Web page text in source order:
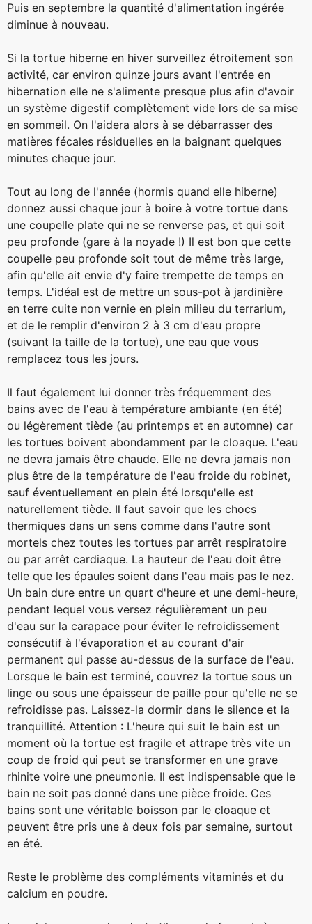
Puis en septembre la quantité d'alimentation ingérée
diminue à nouveau.
Si la tortue hiberne en hiver surveillez étroitement son
activité, car environ quinze jours avant l'entrée en
hibernation elle ne s'alimente presque plus afin d'avoir
un système digestif complètement vide lors de sa mise
en sommeil. On l'aidera alors à se débarrasser des
matières fécales résiduelles en la baignant quelques
minutes chaque jour.
Tout au long de l'année (hormis quand elle hiberne)
donnez aussi chaque jour à boire à votre tortue dans
une coupelle plate qui ne se renverse pas, et qui soit
peu profonde (gare à la noyade !) Il est bon que cette
coupelle peu profonde soit tout de même très large,
afin qu'elle ait envie d'y faire trempette de temps en
temps. L'idéal est de mettre un sous-pot à jardinière
en terre cuite non vernie en plein milieu du terrarium,
et de le remplir d'environ 2 à 3 cm d'eau propre
(suivant la taille de la tortue), une eau que vous
remplacez tous les jours.
Il faut également lui donner très fréquemment des
bains avec de l'eau à température ambiante (en été)
ou légèrement tiède (au printemps et en automne) car
les tortues boivent abondamment par le cloaque. L'eau
ne devra jamais être chaude. Elle ne devra jamais non
plus être de la température de l'eau froide du robinet,
sauf éventuellement en plein été lorsqu'elle est
naturellement tiède. Il faut savoir que les chocs
thermiques dans un sens comme dans l'autre sont
mortels chez toutes les tortues par arrêt respiratoire
ou par arrêt cardiaque. La hauteur de l'eau doit être
telle que les épaules soient dans l'eau mais pas le nez.
Un bain dure entre un quart d'heure et une demi-heure,
pendant lequel vous versez régulièrement un peu
d'eau sur la carapace pour éviter le refroidissement
consécutif à l'évaporation et au courant d'air
permanent qui passe au-dessus de la surface de l'eau.
Lorsque le bain est terminé, couvrez la tortue sous un
linge ou sous une épaisseur de paille pour qu'elle ne se
refroidisse pas. Laissez-la dormir dans le silence et la
tranquillité. Attention : L'heure qui suit le bain est un
moment où la tortue est fragile et attrape très vite un
coup de froid qui peut se transformer en une grave
rhinite voire une pneumonie. Il est indispensable que le
bain ne soit pas donné dans une pièce froide. Ces
bains sont une véritable boisson par le cloaque et
peuvent être pris une à deux fois par semaine, surtout
en été.
Reste le problème des compléments vitaminés et du
calcium en poudre.